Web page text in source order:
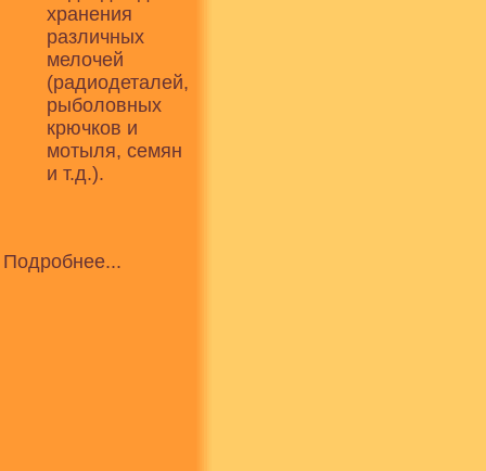
хранения
различных
мелочей
(радиодеталей,
рыболовных
крючков и
мотыля, семян
и т.д.).
Подробнее...